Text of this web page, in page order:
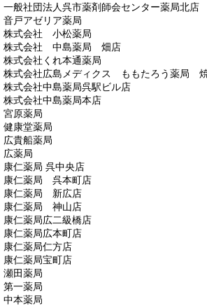
一般社団法人呉市薬剤師会センター薬局北店
音戸アゼリア薬局
株式会社 小松薬局
株式会社 中島薬局 畑店
株式会社くれ本通薬局
株式会社広島メディクス ももたろう薬局
株式会社中島薬局呉駅ビル店
株式会社中島薬局本店
宮原薬局
健康堂薬局
広貴船薬局
広薬局
康仁薬局 呉中央店
康仁薬局 呉本町店
康仁薬局 新広店
康仁薬局 神山店
康仁薬局広二級橋店
康仁薬局広本町店
康仁薬局仁方店
康仁薬局宝町店
瀬田薬局
第一薬局
中本薬局